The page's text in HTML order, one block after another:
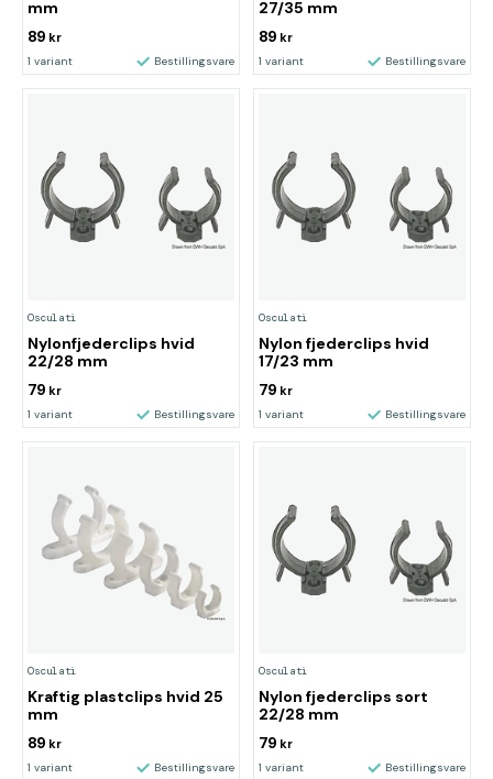
mm
89 kr
1 variant Bestillingsvare
27/35 mm
89 kr
1 variant Bestillingsvare
Osculati
Nylonfjederclips hvid
22/28 mm
79 kr
1 variant Bestillingsvare
Osculati
Nylon fjederclips hvid
17/23 mm
79 kr
1 variant Bestillingsvare
Osculati
Kraftig plastclips hvid 25
mm
89 kr
1 variant Bestillingsvare
Osculati
Nylon fjederclips sort
22/28 mm
79 kr
1 variant Bestillingsvare